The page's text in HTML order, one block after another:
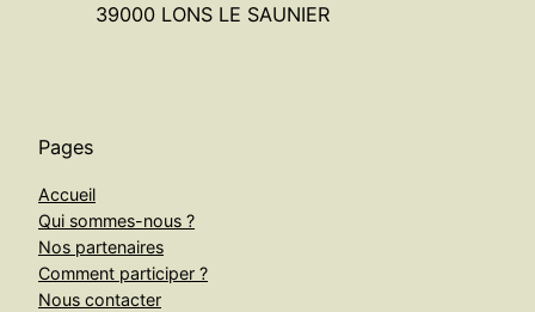
39000 LONS LE SAUNIER
Pages
Accueil
Qui sommes-nous ?
Nos partenaires
Comment participer ?
Nous contacter